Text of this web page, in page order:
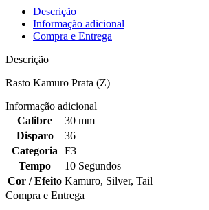
Descrição
Informação adicional
Compra e Entrega
Descrição
Rasto Kamuro Prata (Z)
Informação adicional
Calibre
30 mm
Disparo
36
Categoria
F3
Tempo
10 Segundos
Cor / Efeito Kamuro, Silver, Tail
Compra e Entrega